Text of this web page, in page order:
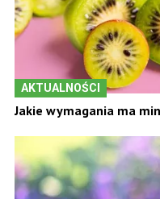
AKTUALNOŚCI
Jakie wymagania ma